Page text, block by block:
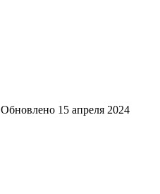
Обновлено 15 апреля 2024